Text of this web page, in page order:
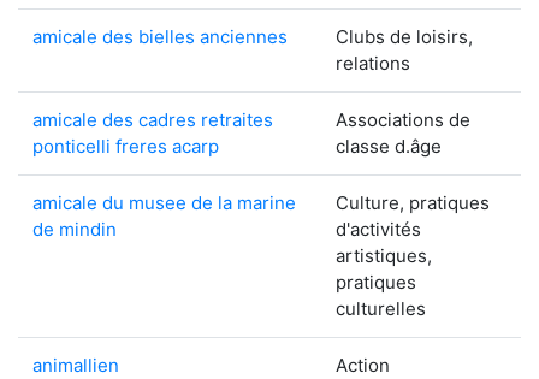
amicale des bielles anciennes
Clubs de loisirs,
relations
amicale des cadres retraites
ponticelli freres acarp
Associations de
classe d.âge
amicale du musee de la marine
de mindin
Culture, pratiques
d'activités
artistiques,
pratiques
culturelles
animallien
Action